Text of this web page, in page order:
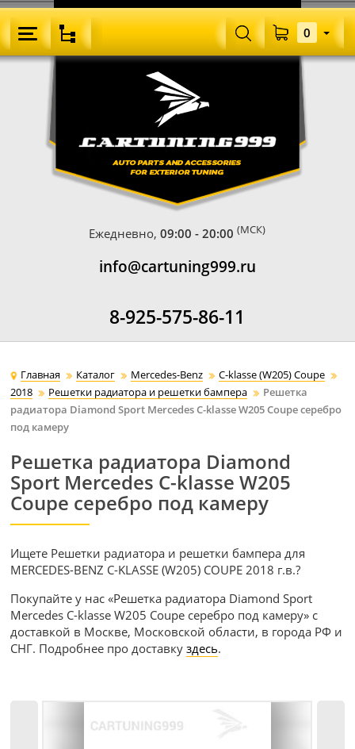
Ежедневно,09:00 - 20:00 (МСК)
info@cartuning999.ru
8-925-575-86-11
0
Главная Каталог Mercedes-Benz
C-klasse (W205) Coupe
2018
Решетки радиатора и решетки бампера
Решетка
радиатора Diamond Sport Mercedes C-klasse W205 Coupe серебро
под камеру
Решетка радиатора Diamond
Sport Mercedes C-klasse W205
Coupe серебро под камеру
Ищете Решетки радиатора и решетки бампера для
MERCEDES-BENZ C-KLASSE (W205) COUPE 2018 г.в.?
Покупайте у нас «Решетка радиатора Diamond Sport
Mercedes C-klasse W205 Coupe серебро под камеру» с
доставкой в Москве, Московской области, в города РФ и
СНГ. Подробнее про доставкуздесь.